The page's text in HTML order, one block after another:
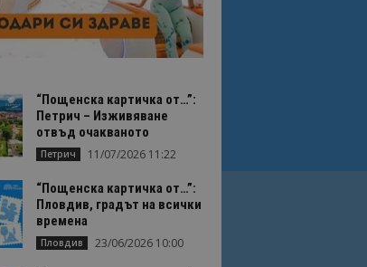
“Пощенска картичка от…”:
Петрич – Изживяване
отвъд очакваното
Петрич 11/07/2026 11:22
“Пощенска картичка от…”:
Пловдив, градът на всички
времена
Пловдив 23/06/2026 10:00